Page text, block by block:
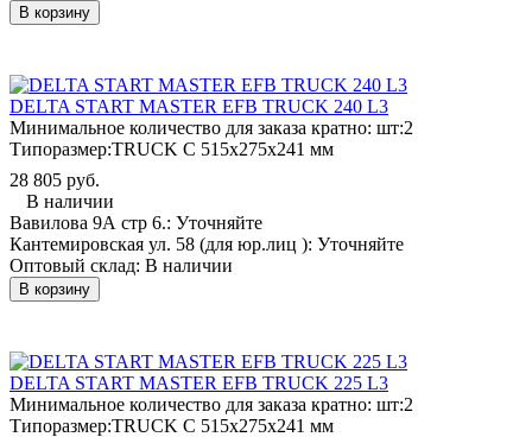
В корзину
DELTA START MASTER EFB TRUCK 240 L3
Минимальное количество для заказа кратно: шт:2
Типоразмер:TRUCK C 515x275x241 мм
28 805 руб.
В наличии
Вавилова 9А стр 6.: Уточняйте
Кантемировская ул. 58 (для юр.лиц ): Уточняйте
Оптовый склад: В наличии
В корзину
DELTA START MASTER EFB TRUCK 225 L3
Минимальное количество для заказа кратно: шт:2
Типоразмер:TRUCK C 515x275x241 мм